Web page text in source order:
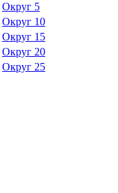
Округ 5
Округ 10
Округ 15
Округ 20
Округ 25